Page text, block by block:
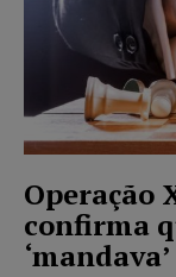
Operação
confirma